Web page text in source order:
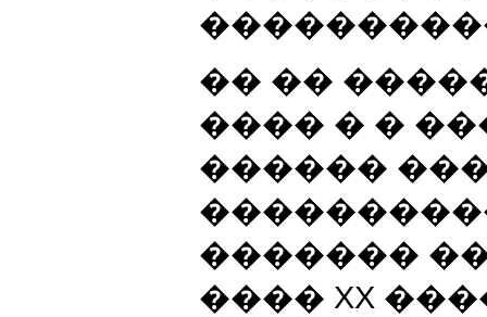
�� ��
���� � �
������
������� ��
���� XX